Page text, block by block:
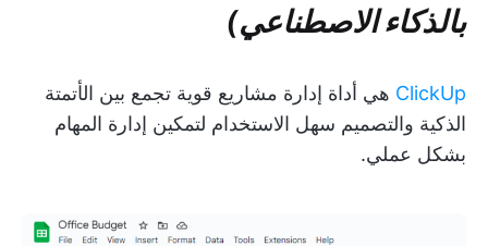
بالذكاء الاصطناعي)
ClickUp هي أداة إدارة مشاريع قوية تجمع بين الأتمتة
الذكية والتصميم سهل الاستخدام لتمكين إدارة المهام
بشكل عملي.